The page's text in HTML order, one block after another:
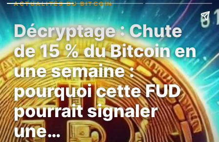
ACTUALITÉS DU BITCOIN
Décryptage : Chute
de 15 % du Bitcoin en
une semaine :
pourquoi cette FUD
pourrait signaler
une…